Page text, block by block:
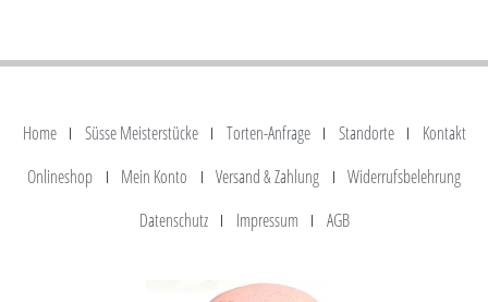
Home Süsse Meisterstücke Torten-Anfrage Standorte
Kontakt
Onlineshop
Mein Konto Versand & Zahlung
Widerrufsbelehrung
Datenschutz
Impressum AGB